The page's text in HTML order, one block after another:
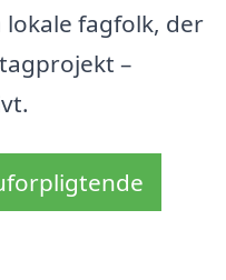
fagfolk, der
–